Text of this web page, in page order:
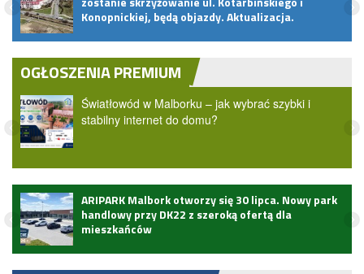
Konopnickiej, będą objazdy. Aktualizacja.
OGŁOSZENIA PREMIUM
Światłowód w Malborku – jak wybrać szybki i
stabilny internet do domu?
ARIPARK Malbork otworzy się 30 lipca. Nowy park
handlowy przy DK22 z szeroką ofertą dla
mieszkańców